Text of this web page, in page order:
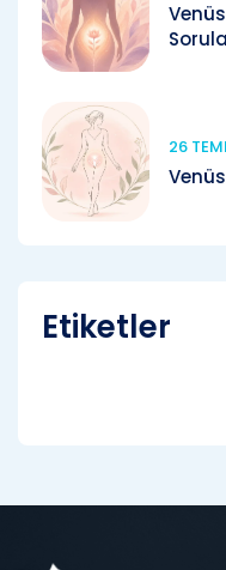
26
Venüs
Etiketler